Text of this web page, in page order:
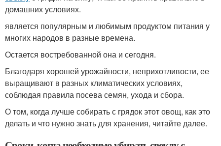
домашних условиях.
является популярным и любимым продуктом питания у
многих народов в разные времена.
Остается востребованной она и сегодня.
Благодаря хорошей урожайности, неприхотливости, ее
выращивают в разных климатических условиях,
соблюдая правила посева семян, ухода и сбора.
О том, когда лучше собирать с грядок этот овощ, как это
делать и что нужно знать для хранения, читайте далее.